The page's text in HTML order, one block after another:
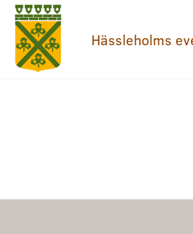
Hässleholms